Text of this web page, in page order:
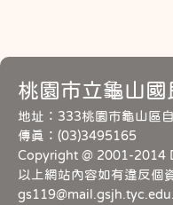
桃園市立龜山
地址：333桃園市龜山區
傳真：(03)3495165
Copyright @ 2001-2014
以上網站內容如有違反個